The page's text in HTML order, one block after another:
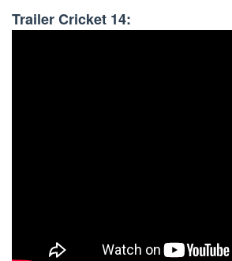
Trailer Cricket 14: